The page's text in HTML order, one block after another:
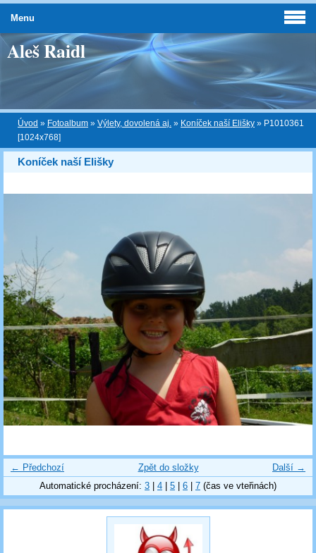
Aleš Raidl
Úvod » Fotoalbum » Výlety, dovolená aj. » Koníček naší Elišky » P1010361
[1024x768]
Koníček naší Elišky
← Předchozí Další →
Zpět do složky
Automatické procházení: 3 4 5 6 7 (čas ve vteřinách)
Menu